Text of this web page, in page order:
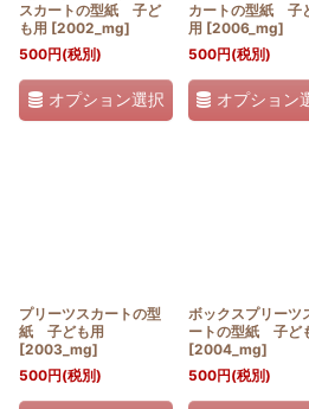
スカートの型紙 子ど
も用 [2002_mg]
500円(税別)
オプション選択
カートの型紙 子
用 [2006_mg]
500円(税別)
オプション
プリーツスカートの型
紙 子ども用
[2003_mg]
500円(税別)
ボックスプリーツ
ートの型紙 子ど
[2004_mg]
500円(税別)